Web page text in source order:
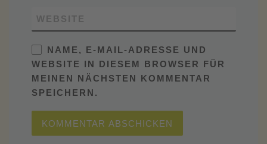
WEBSITE
NAME, E-MAIL-ADRESSE UND
WEBSITE IN DIESEM BROWSER FÜR
MEINEN NÄCHSTEN KOMMENTAR
SPEICHERN.